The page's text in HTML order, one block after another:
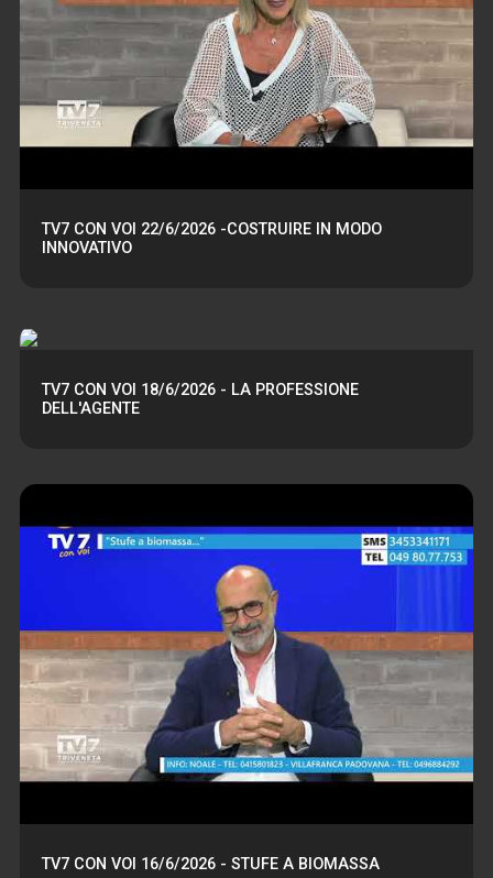
TV7 CON VOI 22/6/2026 -COSTRUIRE IN MODO
INNOVATIVO
TV7 CON VOI 18/6/2026 - LA PROFESSIONE
DELL'AGENTE
TV7 CON VOI 16/6/2026 - STUFE A BIOMASSA